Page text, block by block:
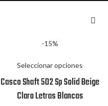
-15%
Seleccionar opciones
Casco Shaft 502 Sp Solid Beige
Claro Letras Blancas